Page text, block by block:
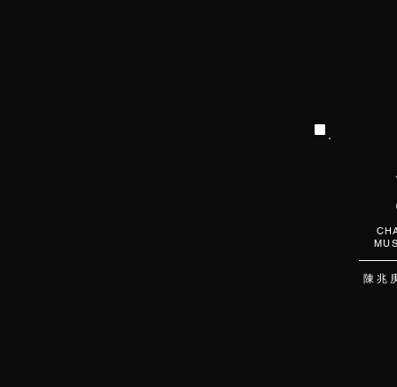
陳 兆